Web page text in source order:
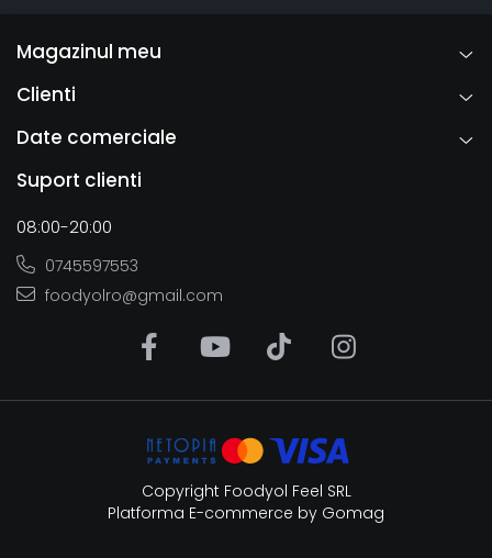
Magazinul meu
Clienti
Date comerciale
Suport clienti
08:00-20:00
0745597553
foodyolro@gmail.com
Copyright Foodyol Feel SRL
Platforma E-commerce by Gomag